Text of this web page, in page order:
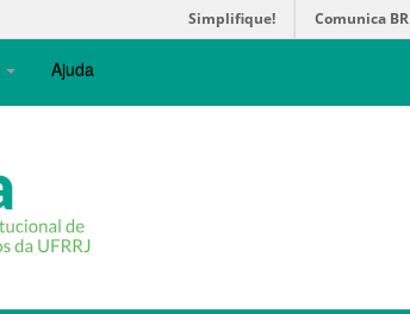
Simplifique! Comunica BR
Ajuda